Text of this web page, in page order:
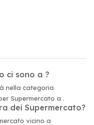
ci sono a ?
nella categoria
Supermercato a .
dei Supermercato?
vicino a